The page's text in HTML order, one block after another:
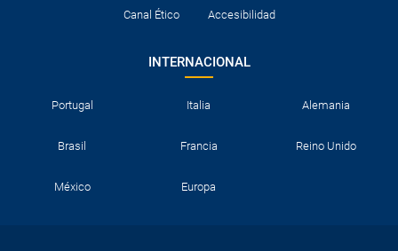
Canal Ético Accesibilidad
INTERNACIONAL
Portugal Italia Alemania
Brasil Francia Reino Unido
México Europa